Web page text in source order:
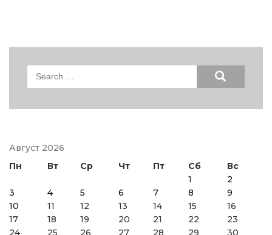
Search
Август 2026
Пн
Вт Ср Чт Пт Сб
Вс
1
2
3
4 5 6 7 8
9
10
11 12 13 14 15
16
17
18 19 20 21 22
23
24
25 26 27 28 29 30